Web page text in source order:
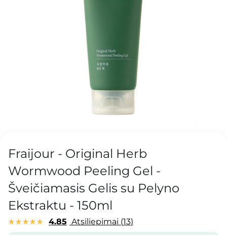
Fraijour - Original Herb
Wormwood Peeling Gel -
Šveičiamasis Gelis su Pelyno
Ekstraktu - 150ml
4.85 Atsiliepimai 13